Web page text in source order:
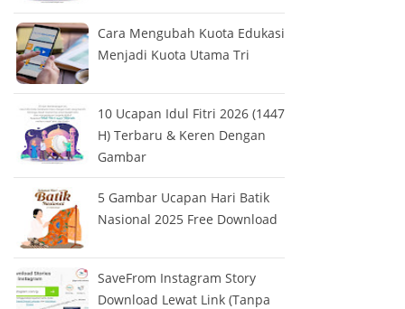
Cara Mengubah Kuota Edukasi
Menjadi Kuota Utama Tri
10 Ucapan Idul Fitri 2026 (1447
H) Terbaru & Keren Dengan
Gambar
5 Gambar Ucapan Hari Batik
Nasional 2025 Free Download
SaveFrom Instagram Story
Download Lewat Link (Tanpa